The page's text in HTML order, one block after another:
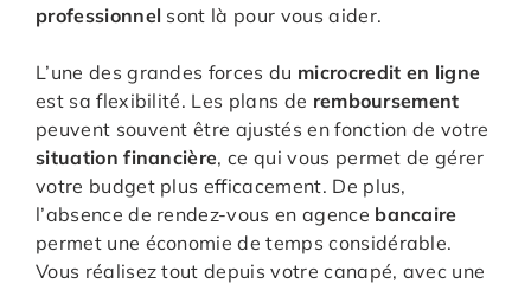
professionnel sont là pour vous aider.
L’une des grandes forces du microcredit en ligne
est sa flexibilité. Les plans de remboursement
peuvent souvent être ajustés en fonction de votre
situation financière, ce qui vous permet de gérer
votre budget plus efficacement. De plus,
l’absence de rendez-vous en agence bancaire
permet une économie de temps considérable.
Vous réalisez tout depuis votre canapé, avec une